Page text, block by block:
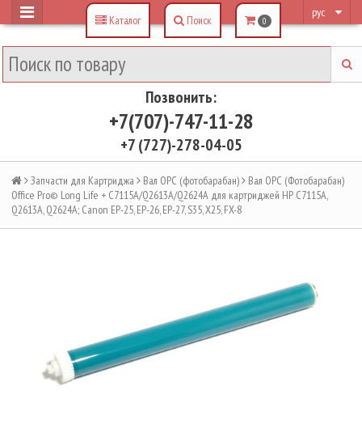
рус
Позвонить:
+7(707)-747-11-28
+7 (727)-278-04-05
Каталог Поиск 0
Запчасти для Картриджа Вал OPC (фотобарабан)
Вал OPC (Фотобарабан)
Office Pro© Long Life + C7115A/Q2613A/Q2624A для картриджей HP C7115A,
Q2613A, Q2624A; Canon EP-25, EP-26, EP-27, S35, X25, FX-8